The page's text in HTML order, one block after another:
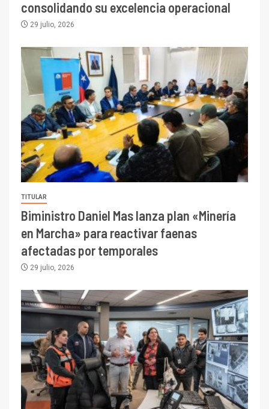
consolidando su excelencia operacional
29 julio, 2026
TITULAR
Biministro Daniel Mas lanza plan «Minería
en Marcha» para reactivar faenas
afectadas por temporales
29 julio, 2026